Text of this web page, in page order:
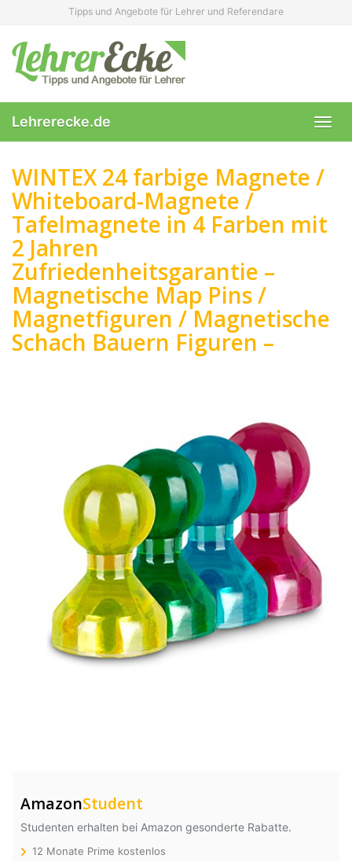
content
Tipps und Angebote für Lehrer und Referendare
Lehrerecke.de
WINTEX 24 farbige Magnete /
Whiteboard-Magnete /
Tafelmagnete in 4 Farben mit
2 Jahren
Zufriedenheitsgarantie –
Magnetische Map Pins /
Magnetfiguren / Magnetische
Schach Bauern Figuren –
AmazonStudent
Studenten erhalten bei Amazon gesonderte Rabatte.
12 Monate Prime kostenlos